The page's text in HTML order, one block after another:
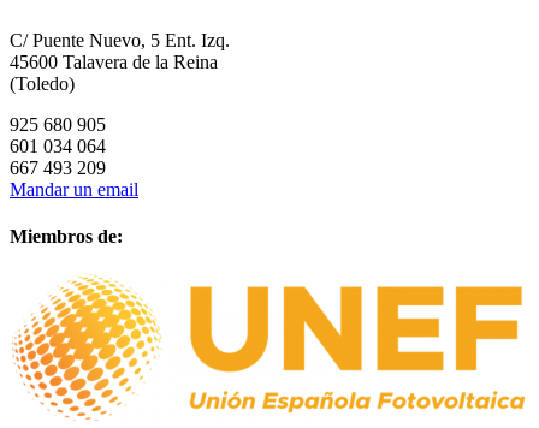
C/ Puente Nuevo, 5 Ent. Izq.
45600 Talavera de la Reina
(Toledo)
925 680 905
601 034 064
667 493 209
Mandar un email
Miembros de: